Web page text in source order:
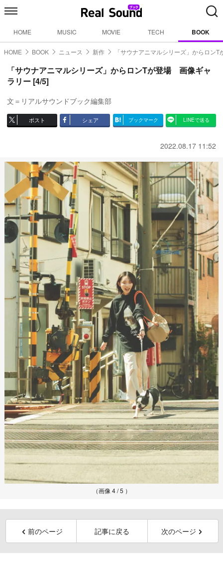
HOME MUSIC MOVIE TECH BOOK
HOME BOOK ニュース 新作 「サウナアニマルシリーズ」からロンT
「サウナアニマルシリーズ」からロンTが登場 画像ギャ
ラリー [4/5]
文＝リアルサウンドブック編集部
ポスト シェア ブックマーク LINEで送る
2022.08.17 11:52
（画像 4 / 5 ）
前のページ 記事に戻る 次のページ